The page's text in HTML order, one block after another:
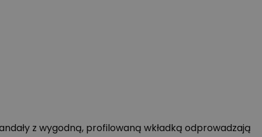
z wygodną, profilowaną wkładką odprowadzają